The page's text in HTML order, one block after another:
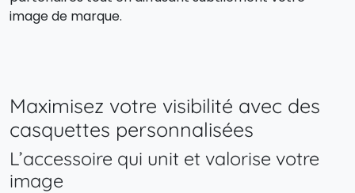
image de marque.
Maximisez votre visibilité avec des
casquettes personnalisées
L’accessoire qui unit et valorise votre
image